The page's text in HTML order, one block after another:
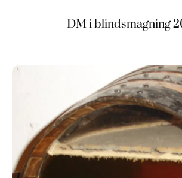
DM i blindsmagning